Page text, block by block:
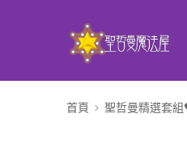
首頁 聖哲曼精選套組